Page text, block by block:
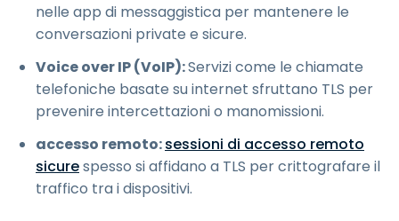
nelle app di messaggistica per mantenere le
conversazioni private e sicure.
Voice over IP (VoIP):Servizi come le chiamate
telefoniche basate su internet sfruttano TLS per
prevenire intercettazioni o manomissioni.
accesso remoto:sessioni di accesso remoto
sicurespesso si affidano a TLS per crittografare il
traffico tra i dispositivi.